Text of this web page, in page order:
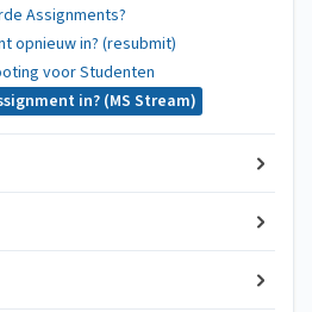
Assignments?
opnieuw in? (resubmit)
voor Studenten
in? (MS Stream)